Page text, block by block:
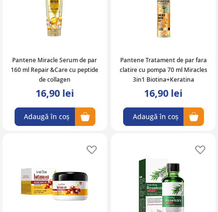
Pantene Miracle Serum de par
160 ml Repair &Care cu peptide
de collagen
16,90 lei
Adaugă în coș
Pantene Tratament de par fara
clatire cu pompa 70 ml Miracles
3in1 Biotina+Keratina
16,90 lei
Adaugă în coș